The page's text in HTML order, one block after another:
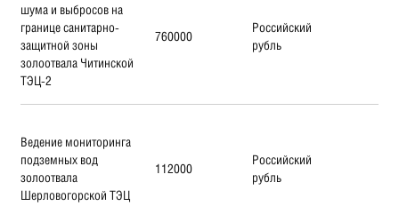
шума и выбросов на
границе санитарно-
защитной зоны
золоотвала Читинской
ТЭЦ-2
760000
Российский
рубль
Ведение мониторинга
подземных вод
золоотвала
Шерловогорской ТЭЦ
112000
Российский
рубль